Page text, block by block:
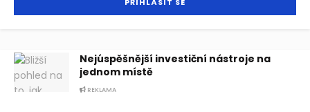
Nejúspěšnější investiční nástroje na
jednom místě
REKLAMA